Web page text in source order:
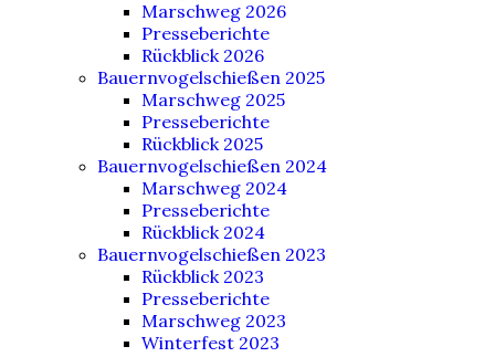
Marschweg 2026
Presseberichte
Rückblick 2026
Bauernvogelschießen 2025
Marschweg 2025
Presseberichte
Rückblick 2025
Bauernvogelschießen 2024
Marschweg 2024
Presseberichte
Rückblick 2024
Bauernvogelschießen 2023
Rückblick 2023
Presseberichte
Marschweg 2023
Winterfest 2023